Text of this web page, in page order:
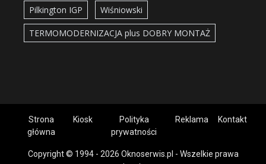
Pilkington IGP Wiśniowski
TERMOMODERNIZACJA plus DOBRY MONTAŻ
Strona
główna
Kiosk
Polityka
prywatności
Reklama Kontakt
Copyright © 1994 - 2026 Oknoserwis.pl - Wszelkie prawa